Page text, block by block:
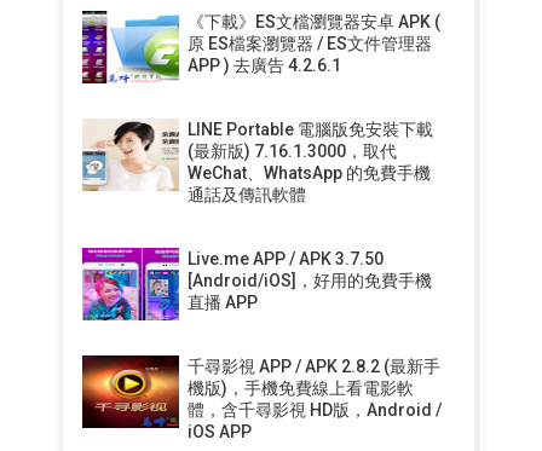
《下載》ES文檔瀏覽器安卓 APK (
原 ES檔案瀏覽器 / ES文件管理器
APP ) 去廣告 4.2.6.1
LINE Portable 電腦版免安裝下載
(最新版) 7.16.1.3000，取代
WeChat、WhatsApp 的免費手機
通話及傳訊軟體
Live.me APP / APK 3.7.50
[Android/iOS]，好用的免費手機
直播 APP
千尋影視 APP / APK 2.8.2 (最新手
機版)，手機免費線上看電影軟
體，含千尋影視 HD版，Android /
iOS APP